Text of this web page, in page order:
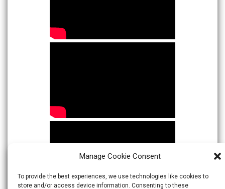
Manage Cookie Consent
To provide the best experiences, we use technologies like cookies to
store and/or access device information. Consenting to these